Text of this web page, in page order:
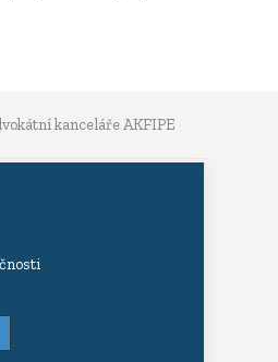
kanceláře AKFIPE